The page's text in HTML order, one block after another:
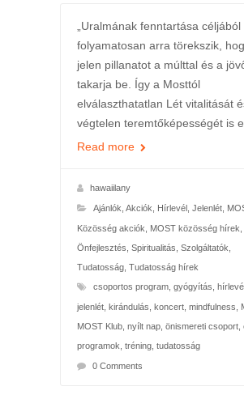
„Uralmának fenntartása
folyamatosan arra törekszik,
jelen pillanatot a múlttal és a
takarja be. Így a Mosttól
elválaszthatatlan Lét vitalitását
végtelen teremtőképességét is
Read more
hawaiilany
Ajánlók Akciók Hírlevél, Jelenlét,
Közösség akciók MOST közösség hírek
Önfejlesztés Spiritualitás Szolgáltatók
Tudatosság, Tudatosság hírek
csoportos program, gyógyítás
jelenlét, kirándulás koncert, mindfulness
MOST Klub, nyílt nap, önismereti csoport,
programok tréning, tudatosság
0 Comments